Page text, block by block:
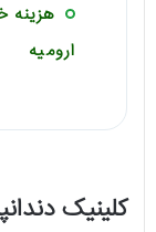
هزینه
ارومیه
کلینیک